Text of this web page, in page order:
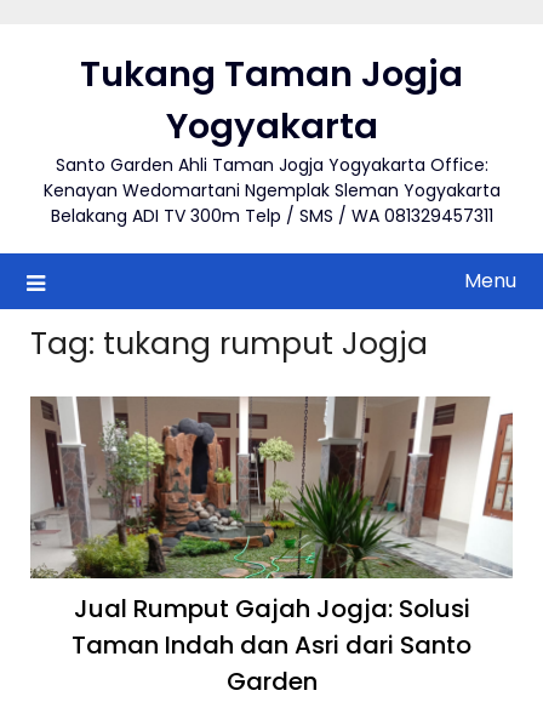
Tukang Taman Jogja
Yogyakarta
Santo Garden Ahli Taman Jogja Yogyakarta Office:
Kenayan Wedomartani Ngemplak Sleman Yogyakarta
Belakang ADI TV 300m Telp / SMS / WA 081329457311
Menu
Tag: tukang rumput Jogja
Jual Rumput Gajah Jogja: Solusi
Taman Indah dan Asri dari Santo
Garden